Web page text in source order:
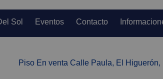
Sol Eventos Contacto
Piso En venta Calle Paula, El Higuerón,